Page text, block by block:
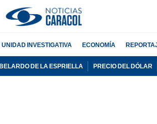
UNIDAD INVESTIGATIVA ECONOMÍA
DE LA ESPRIELLA PRECIO DEL DÓLAR